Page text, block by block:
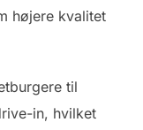
højere kvalitet
til
in, hvilket